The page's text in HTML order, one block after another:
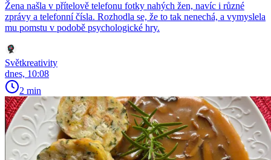
Žena našla v přítelově telefonu fotky nahých žen, navíc i různé
zprávy a telefonní čísla. Rozhodla se, že to tak nenechá, a vymyslela
mu pomstu v podobě psychologické hry.
Světkreativity
dnes, 10:08
2 min